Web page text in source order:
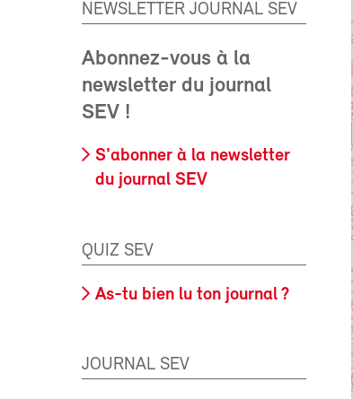
NEWSLETTER JOURNAL SEV
Abonnez-vous à la
newsletter du journal
SEV !
S'abonner à la newsletter
du journal SEV
QUIZ SEV
As-tu bien lu ton journal ?
JOURNAL SEV